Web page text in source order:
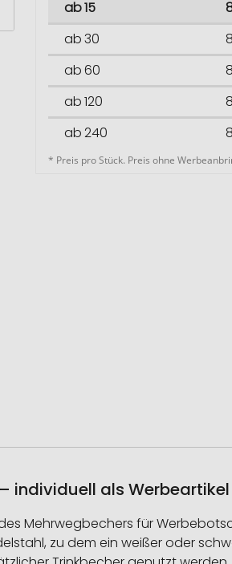
ab 15
ab 30
ab 60
ab 120
ab 240
* Preis pro Stück. Preis ohne
– individuell als
Mehrwegbechers für
zu dem ein weißer oder